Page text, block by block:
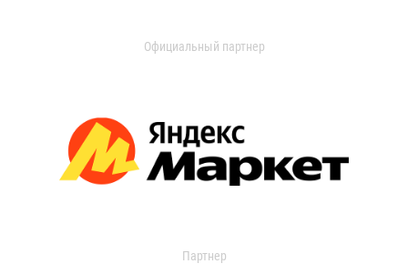
Официальный партнер
Партнер